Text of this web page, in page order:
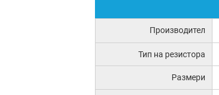
Производител
Тип на резистора
Размери